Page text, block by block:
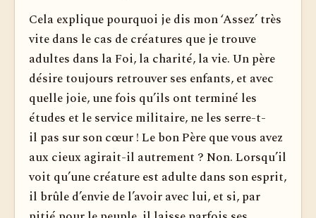
Cela explique pourquoi je dis mon ‘Assez’ très
vite dans le cas de créatures que je trouve
adultes dans la Foi, la charité, la vie. Un père
désire toujours retrouver ses enfants, et avec
quelle joie, une fois qu’ils ont terminé les
études et le service militaire, ne les serre-t-
il pas sur son cœur ! Le bon Père que vous avez
aux cieux agirait-il autrement ? Non. Lorsqu’il
voit qu’une créature est adulte dans son esprit,
il brûle d’envie de l’avoir avec lui, et si, par